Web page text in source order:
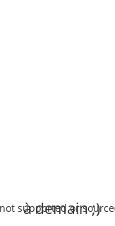
supported or
à demain ;)